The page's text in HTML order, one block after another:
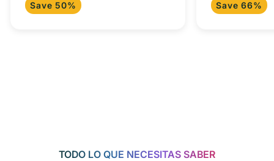
adaptador
oferta
Save 50%
Android,
iPad y más.
oferta
Save 66%
TODO LO QUE NECESITAS SABER